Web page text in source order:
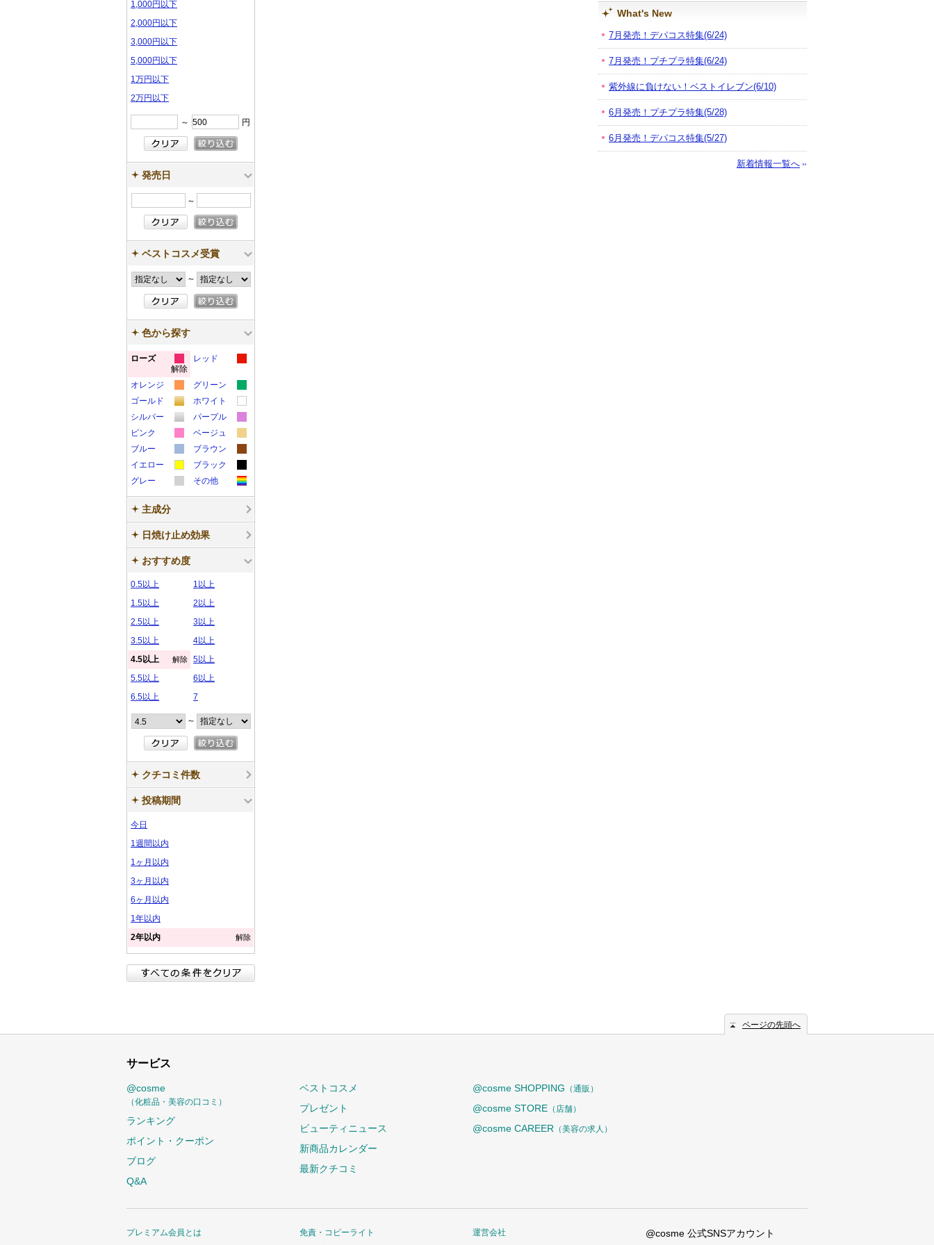
What's New
7月発売！デパコス特集(6/24)
7月発売！プチプラ特集(6/24)
紫外線に負けない！ベストイレブン(6/10)
6月発売！プチプラ特集(5/28)
6月発売！デパコス特集(5/27)
新着情報一覧へ
1,000円以下
2,000円以下
3,000円以下
5,000円以下
1万円以下
2万円以下
～ 円
発売日
～
ベストコスメ受賞
～
色から探す
ローズ
カ
ラ
ー
サ
ン
プ
ル
解除
レッド
ラ
ー
サ
ン
プ
ル
オレンジ
カ
ラ
ル
グリーン
カ
ラ
プ
ル
ゴールド
カ
ラ
プ
ホワイト
カ
ラ
ン
プ
シルバー
カ
ラ
ー
ン
ル
パープル
カ
ラ
サ
ン
ピンク
カ
ラ
サ
プ
ル
ベージュ
カ
ラ
ー
サ
ル
ブルー
カ
ラ
ー
ン
プ
ル
ブラウン
カ
ラ
ー
プ
ル
イエロー
カ
ラ
サ
プ
ブラック
カ
ラ
プ
グレー
カ
ー
ン
その他
カ
ン
主成分
日焼け止め効果
おすすめ度
0.5以上
1以上
1.5以上
2以上
2.5以上
3以上
3.5以上
4以上
4.5以上
解除
5以上
5.5以上
6以上
6.5以上
7
～
クチコミ件数
投稿期間
今日
1週間以内
1ヶ月以内
3ヶ月以内
6ヶ月以内
1年以内
2年以内
解除
ページの先頭へ
サービス
@cosme
（化粧品・美容の口コミ）
ランキング
ポイント・クーポン
ブログ
Q&A
ベストコスメ
プレゼント
ビューティニュース
新商品カレンダー
最新クチコミ
@cosme SHOPPING （通販）
@cosme STORE （店舗）
@cosme CAREER （美容の求人）
プレミアム会員とは
免責・コピーライト
運営会社
@cosme 公式SNSアカウント